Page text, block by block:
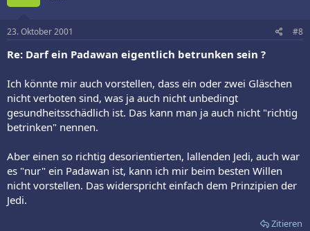
23. Oktober 2001 #8
Re: Darf ein Padawan eigentlich betrunken sein ?
Ich könnte mir auch vorstellen, dass ein oder zwei Gläschen
nicht verboten sind, was ja auch nicht unbedingt
gesundheitsschädlich ist. Das kann man ja auch nicht "richtig
betrinken" nennen.
Aber einen so richtig desorientierten, lallenden Jedi, auch war
es "nur" ein Padawan ist, kann ich mir beim besten Willen
nicht vorstellen. Das widerspricht einfach dem Prinzipien der
Jedi.
Zitieren